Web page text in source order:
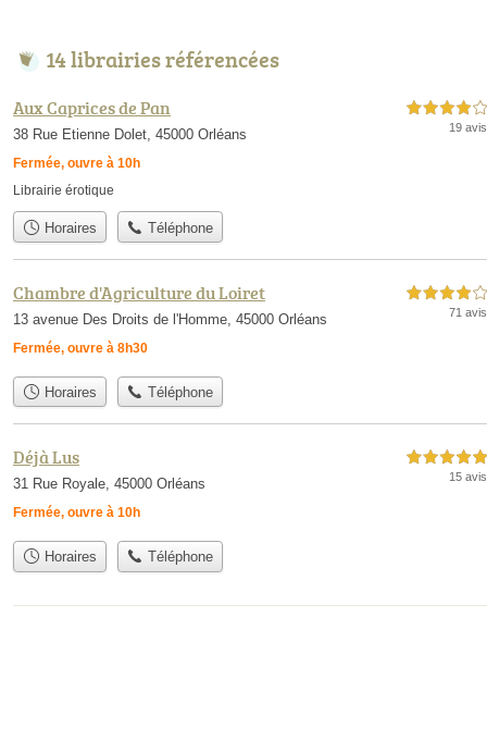
14 librairies référencées
Aux Caprices de Pan
38 Rue Etienne Dolet, 45000 Orléans
Fermée, ouvre à 10h
4,0 étoiles sur 5
19 avis
Librairie érotique
Horaires Téléphone
Chambre d'Agriculture du Loiret
13 avenue Des Droits de l'Homme, 45000 Orléans
Fermée, ouvre à 8h30
4,0 étoiles sur 5
71 avis
Horaires Téléphone
Déjà Lus
31 Rue Royale, 45000 Orléans
Fermée, ouvre à 10h
5,0 étoiles sur 5
15 avis
Horaires Téléphone